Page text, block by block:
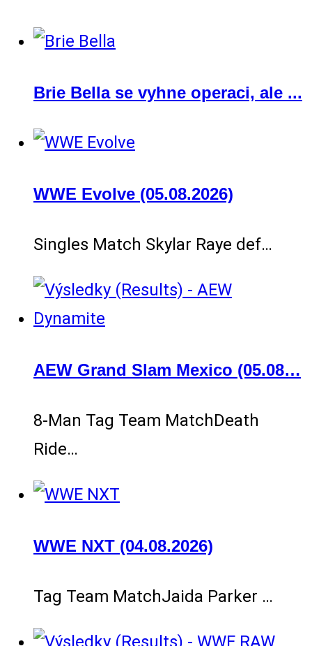
Brie Bella se vyhne operaci, ale ...
WWE Evolve (05.08.2026)
Singles Match Skylar Raye def…
AEW Grand Slam Mexico (05.08…
8-Man Tag Team MatchDeath
Ride…
WWE NXT (04.08.2026)
Tag Team MatchJaida Parker …